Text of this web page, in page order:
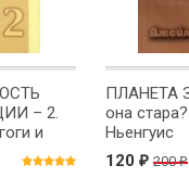
– 2.
и
ПЛАНЕТА
она
Ньенгуис
120 ₽ 200₽